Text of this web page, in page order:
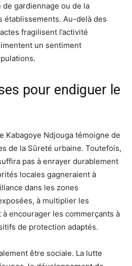
de gardiennage ou de la
Au-delà des
fragilisent l’activité
un sentiment
pour endiguer le
Kabagoye Ndjouga témoigne de
de la Sûreté urbaine. Toutefois,
pas à enrayer durablement
locales gagneraient à
dans les zones
à multiplier les
encourager les commerçants à
de protection adaptés.
être sociale. La lutte